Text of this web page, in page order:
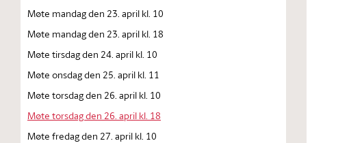
Møte mandag den 23. april kl. 10
Møte mandag den 23. april kl. 18
Møte tirsdag den 24. april kl. 10
Møte onsdag den 25. april kl. 11
Møte torsdag den 26. april kl. 10
Møte torsdag den 26. april kl. 18
Møte fredag den 27. april kl. 10